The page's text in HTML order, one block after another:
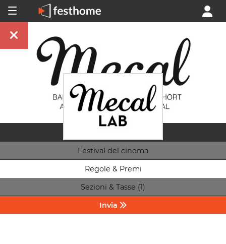
Festival del cinema
Regole & Premi
Sezioni & Tasse (1)
Invia